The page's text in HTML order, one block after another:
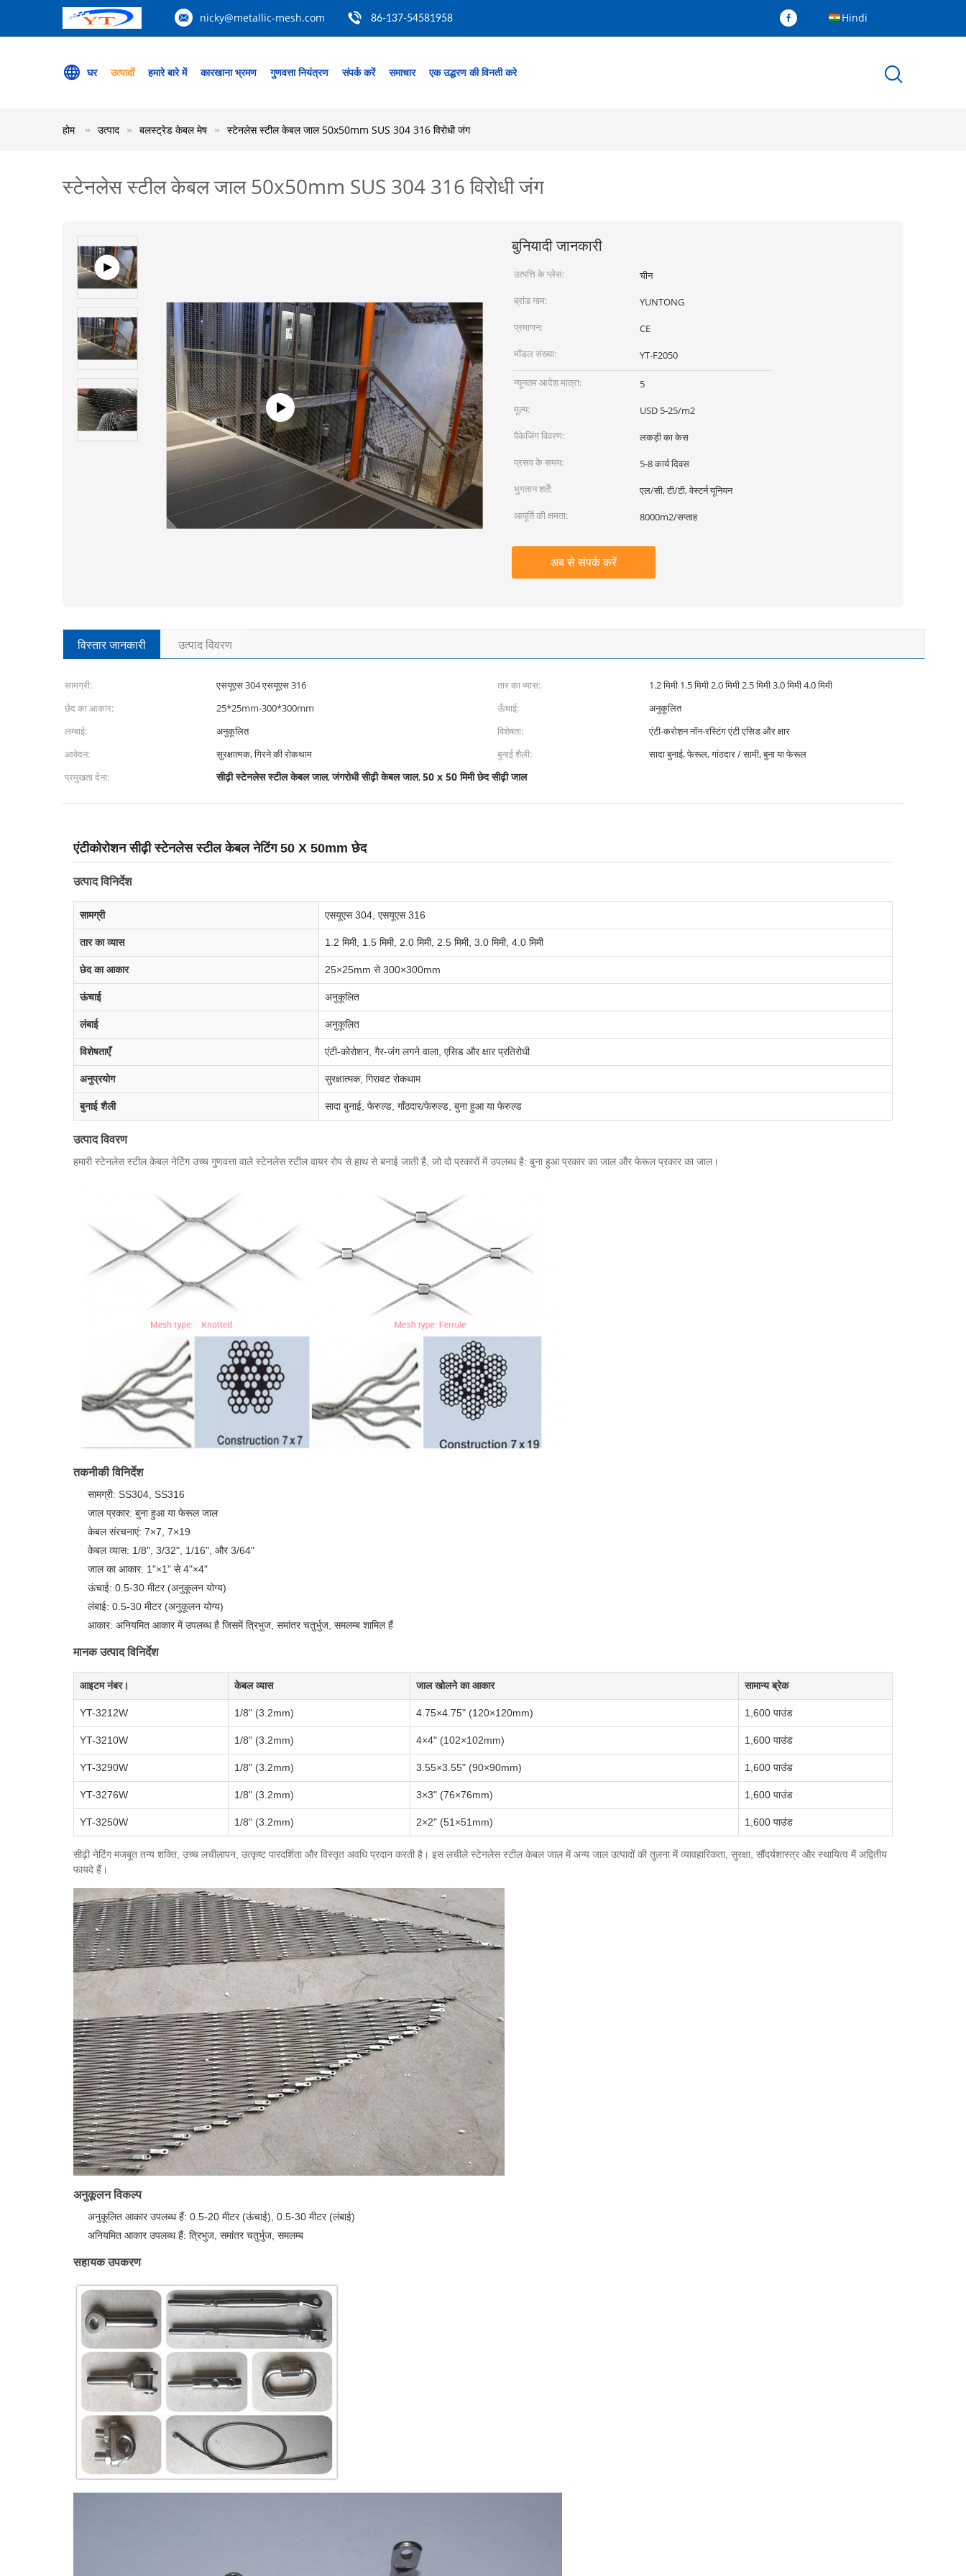
nicky@metallic-mesh.com 86-137-54581958 Hindi
घर उत्पादों हमारे बारे में कारखाना भ्रमण गुणवत्ता नियंत्रण संपर्क करें समाचार एक उद्धरण की विनती करे
होम उत्पाद बलस्ट्रेड केबल मेष स्टेनलेस स्टील केबल जाल 50x50mm SUS 304 316 विरोधी जंग
स्टेनलेस स्टील केबल जाल 50x50mm SUS 304 316 विरोधी जंग
बुनियादी जानकारी
उत्पत्ति के प्लेस:
चीन
ब्रांड नाम:
YUNTONG
प्रमाणन:
CE
मॉडल संख्या:
YT-F2050
न्यूनतम आदेश मात्रा:
5
मूल्य:
USD 5-25/m2
पैकेजिंग विवरण:
लकड़ी का केस
प्रसव के समय:
5-8 कार्य दिवस
भुगतान शर्तें:
एल/सी, टी/टी, वेस्टर्न यूनियन
आपूर्ति की क्षमता:
8000m2/सप्ताह
अब से संपर्क करें
विस्तार जानकारी उत्पाद विवरण
सामग्री: एसयूएस 304 एसयूएस 316 तार का व्यास:
1.2 मिमी 1.5 मिमी 2.0 मिमी 2.5 मिमी 3.0 मिमी 4.0 मिमी
छेद का आकार:
25*25mm-300*300mm ऊँचाई:
अनुकूलित
लम्बाई:
अनुकूलित विशेषता:
एंटी-करोश़न नॉन-रस्टिंग एंटी एसिड और क्षार
आवेदन:
सुरक्षात्मक, गिरने की रोकथाम बुनाई शैली:
सादा बुनाई, फेरूल, गांठदार / सामी, बुना या फेरूल
प्रमुखता देना:
सीढ़ी स्टेनलेस स्टील केबल जाल,जंगरोधी सीढ़ी केबल जाल,50 x 50 मिमी छेद सीढ़ी जाल
एंटीकोरोशन सीढ़ी स्टेनलेस स्टील केबल नेटिंग 50 X 50mm छेद
उत्पाद विनिर्देश
सामग्री एसयूएस 304, एसयूएस 316
तार का व्यास 1.2 मिमी, 1.5 मिमी, 2.0 मिमी, 2.5 मिमी, 3.0 मिमी, 4.0 मिमी
छेद का आकार 25×25mm से 300×300mm
ऊंचाई अनुकूलित
लंबाई अनुकूलित
विशेषताएँ एंटी-कोरोशन, गैर-जंग लगने वाला, एसिड और क्षार प्रतिरोधी
अनुप्रयोग सुरक्षात्मक, गिरावट रोकथाम
बुनाई शैली सादा बुनाई, फेरुल्ड, गाँठदार/फेरुल्ड, बुना हुआ या फेरुल्ड
उत्पाद विवरण
हमारी स्टेनलेस स्टील केबल नेटिंग उच्च गुणवत्ता वाले स्टेनलेस स्टील वायर रोप से हाथ से बनाई जाती है, जो दो प्रकारों में उपलब्ध है: बुना हुआ प्रकार का जाल और फेरूल प्रकार का जाल।
तकनीकी विनिर्देश
सामग्री: SS304, SS316
जाल प्रकार: बुना हुआ या फेरूल जाल
केबल संरचनाएं: 7×7, 7×19
केबल व्यास: 1/8", 3/32", 1/16", और 3/64"
जाल का आकार: 1"×1" से 4"×4"
ऊंचाई: 0.5-30 मीटर (अनुकूलन योग्य)
लंबाई: 0.5-30 मीटर (अनुकूलन योग्य)
आकार: अनियमित आकार में उपलब्ध है जिसमें त्रिभुज, समांतर चतुर्भुज, समलम्ब शामिल हैं
मानक उत्पाद विनिर्देश
आइटम नंबर। केबल व्यास जाल खोलने का आकार सामान्य ब्रेक
YT-3212W 1/8" (3.2mm) 4.75×4.75" (120×120mm) 1,600 पाउंड
YT-3210W 1/8" (3.2mm) 4×4" (102×102mm) 1,600 पाउंड
YT-3290W 1/8" (3.2mm) 3.55×3.55" (90×90mm) 1,600 पाउंड
YT-3276W 1/8" (3.2mm) 3×3" (76×76mm) 1,600 पाउंड
YT-3250W 1/8" (3.2mm) 2×2" (51×51mm) 1,600 पाउंड
सीढ़ी नेटिंग मजबूत तन्य शक्ति, उच्च लचीलापन, उत्कृष्ट पारदर्शिता और विस्तृत अवधि प्रदान करती है। इस लचीले स्टेनलेस स्टील केबल जाल में अन्य जाल उत्पादों की तुलना में व्यावहारिकता, सुरक्षा, सौंदर्यशास्त्र और स्थायित्व में अद्वितीय
फायदे हैं।
अनुकूलन विकल्प
अनुकूलित आकार उपलब्ध हैं: 0.5-20 मीटर (ऊंचाई), 0.5-30 मीटर (लंबाई)
अनियमित आकार उपलब्ध हैं: त्रिभुज, समांतर चतुर्भुज, समलम्ब
सहायक उपकरण